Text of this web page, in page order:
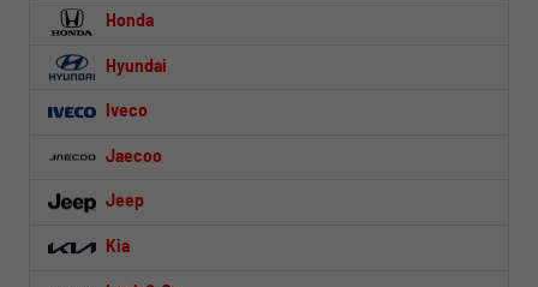
Honda
Hyundai
Iveco
Jaecoo
Jeep
Kia